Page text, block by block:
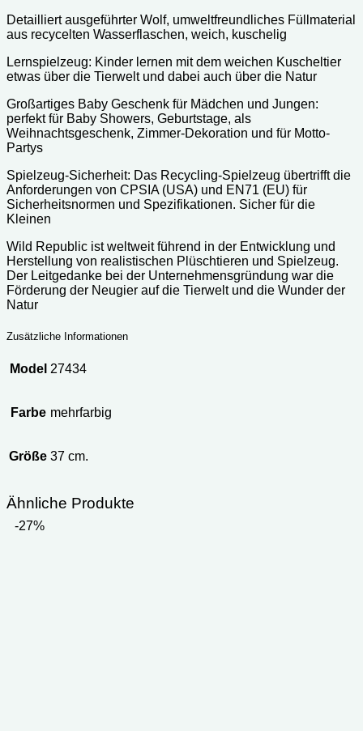
Detailliert ausgeführter Wolf, umweltfreundliches Füllmaterial
aus recycelten Wasserflaschen, weich, kuschelig
Lernspielzeug: Kinder lernen mit dem weichen Kuscheltier
etwas über die Tierwelt und dabei auch über die Natur
Großartiges Baby Geschenk für Mädchen und Jungen:
perfekt für Baby Showers, Geburtstage, als
Weihnachtsgeschenk, Zimmer-Dekoration und für Motto-
Partys
Spielzeug-Sicherheit: Das Recycling-Spielzeug übertrifft die
Anforderungen von CPSIA (USA) und EN71 (EU) für
Sicherheitsnormen und Spezifikationen. Sicher für die
Kleinen
Wild Republic ist weltweit führend in der Entwicklung und
Herstellung von realistischen Plüschtieren und Spielzeug.
Der Leitgedanke bei der Unternehmensgründung war die
Förderung der Neugier auf die Tierwelt und die Wunder der
Natur
Zusätzliche Informationen
Model 27434
Farbe mehrfarbig
Größe 37 cm.
Ähnliche Produkte
-27%